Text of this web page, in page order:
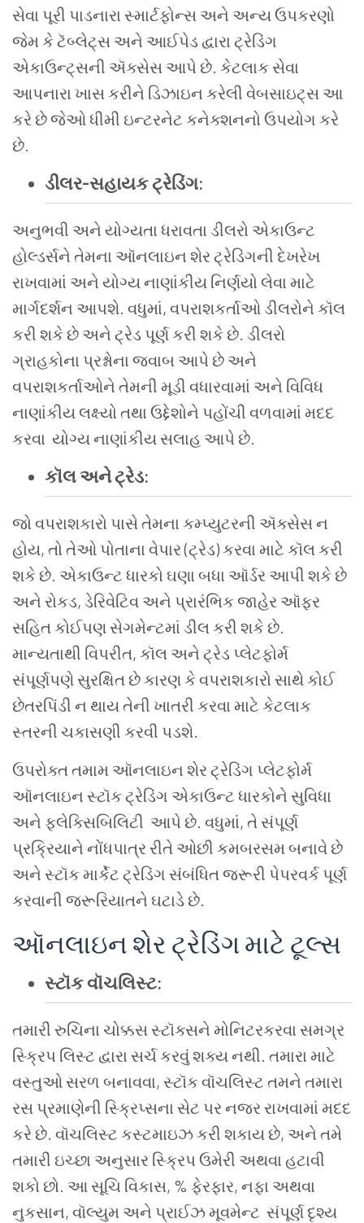
સેવા પૂરી પાડનારા સ્માર્ટફોન્સ અને અન્યઉપકરણો
જેમકેટૅબ્લેટ્સ અને આઈપેડદ્વારા ટ્રેડિંગ
એકાઉન્ટ્સની ઍક્સેસ આપે છે. કેટલાક સેવા
આપનારા ખાસકરીને ડિઝાઇન કરેલી વેબસાઇટ્સ આ
કરે છેજેઓ ધીમી ઇન્ટરનેટ કનેક્શનનો ઉપયોગ કરે
છે.
ડીલર-સહાયકટ્રેડિંગ:
અનુભવી અને યોગ્યતા ધરાવતા ડીલરો એકાઉન્ટ
હોલ્ડર્સને તેમના ઑનલાઇન શેરટ્રેડિંગની દેખરેખ
રાખવામાં અને યોગ્યનાણાંકીય નિર્ણયો લેવા માટે
માર્ગદર્શન આપશે. વધુમાં, વપરાશકર્તાઓ ડીલરોને કૉલ
કરી શકે છે અને ટ્રેડ પૂર્ણકરી શકે છે. ડીલરો
ગ્રાહકોના પ્રશ્નોના જવાબ આપે છે અને
વપરાશકર્તાઓને તેમની મૂડી વધારવામાં અને વિવિધ
નાણાંકીયલક્ષ્યો તથા ઉદ્દેશોને પહોંચી વળવામાં મદદ
કરવા યોગ્યનાણાંકીય સલાહ આપે છે.
કૉલઅનેટ્રેડ:
જો વપરાશકારો પાસેતેમના કમ્પ્યુટરની ઍક્સેસન
હોય, તો તેઓ પોતાના વેપાર (ટ્રેડ)કરવા માટે કૉલકરી
શકે છે. એકાઉન્ટ ધારકો ઘણા બધા ઑર્ડર આપી શકે છે
અને રોકડ, ડેરિવેટિવ અને પ્રારંભિકજાહેર ઑફર
સહિતકોઈપણ સેગમેન્ટમાં ડીલકરી શકે છે.
માન્યતાથી વિપરીત, કૉલ અને ટ્રેડ પ્લેટફોર્મ
સંપૂર્ણપણે સુરક્ષિત છેકારણકેવપરાશકારો સાથેકોઈ
છેતરપિંડી ન થાયતેની ખાતરી કરવા માટે કેટલાક
સ્તરની ચકાસણી કરવી પડશે.
ઉપરોક્તતમામ ઑનલાઇન શેરટ્રેડિંગ પ્લેટફોર્મ
ઑનલાઇન સ્ટૉકટ્રેડિંગ એકાઉન્ટ ધારકોને સુવિધા
અને ફ્લેક્સિબિલિટી આપે છે. વધુમાં, તે સંપૂર્ણ
પ્રક્રિયાને નોંધપાત્ર રીતે ઓછી કમબરસમબનાવે છે
અને સ્ટૉકમાર્કેટ ટ્રેડિંગ સંબંધિતજરૂરી પેપરવર્ક પૂર્ણ
કરવાની જરૂરિયાતને ઘટાડે છે.
ઑનલાઇન શેર ટ્રેડિંગ માટે ટૂલ્સ
સ્ટૉક વૉચલિસ્ટ:
તમારી રુચિના ચોક્કસ સ્ટૉક્સને મોનિટરકરવા સમગ્ર
સ્ક્રિપ લિસ્ટ દ્વારા સર્ચ કરવું શક્યનથી. તમારા માટે
વસ્તુઓ સરળ બનાવવા, સ્ટૉકવૉચલિસ્ટ તમને તમારા
રસ પ્રમાણેની સ્ક્રિપ્સના સેટ પરનજર રાખવામાં મદદ
કરે છે. વૉચલિસ્ટ કસ્ટમાઇઝકરી શકાય છે, અને તમે
તમારી ઇચ્છા અનુસાર સ્ક્રિપ ઉમેરી અથવા હટાવી
શકો છો. આ સૂચિ વિકાસ, % ફેરફાર, નફા અથવા
નુકસાન, વૉલ્યુમ અને પ્રાઈઝ મૂવમેન્ટ સંપૂર્ણદૃશ્ય